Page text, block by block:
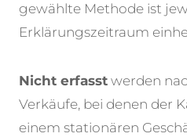
gewählte Methode ist
Erklärungszeitraum
Nicht erfasst werden
Verkäufe, bei denen der
einem stationären